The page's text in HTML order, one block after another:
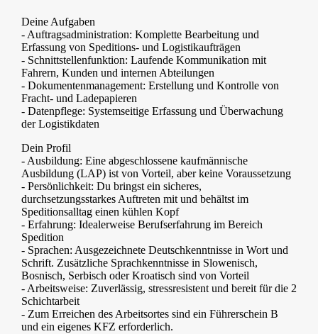
Deine Aufgaben
- Auftragsadministration: Komplette Bearbeitung und
Erfassung von Speditions- und Logistikaufträgen
- Schnittstellenfunktion: Laufende Kommunikation mit
Fahrern, Kunden und internen Abteilungen
- Dokumentenmanagement: Erstellung und Kontrolle von
Fracht- und Ladepapieren
- Datenpflege: Systemseitige Erfassung und Überwachung
der Logistikdaten
Dein Profil
- Ausbildung: Eine abgeschlossene kaufmännische
Ausbildung (LAP) ist von Vorteil, aber keine Voraussetzung
- Persönlichkeit: Du bringst ein sicheres,
durchsetzungsstarkes Auftreten mit und behältst im
Speditionsalltag einen kühlen Kopf
- Erfahrung: Idealerweise Berufserfahrung im Bereich
Spedition
- Sprachen: Ausgezeichnete Deutschkenntnisse in Wort und
Schrift. Zusätzliche Sprachkenntnisse in Slowenisch,
Bosnisch, Serbisch oder Kroatisch sind von Vorteil
- Arbeitsweise: Zuverlässig, stressresistent und bereit für die 2
Schichtarbeit
- Zum Erreichen des Arbeitsortes sind ein Führerschein B
und ein eigenes KFZ erforderlich.